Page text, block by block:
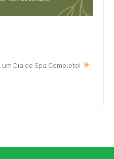
Dia de Spa Completo!